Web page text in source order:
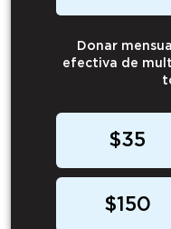
Donar
efectiva de
$35
$150